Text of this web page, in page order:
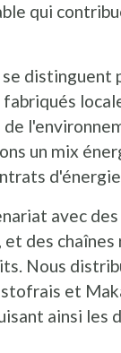
qui
se
un mix
avec
nouvelle
dans
et des
Nous
et
ainsi les